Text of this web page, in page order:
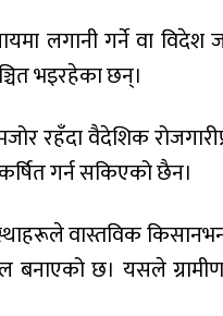
लगानी गर्ने वा विदेश
भइरहेका छन्।
रहँदा वैदेशिक
गर्न सकिएको छैन।
वास्तविक
बनाएको छ। यसले